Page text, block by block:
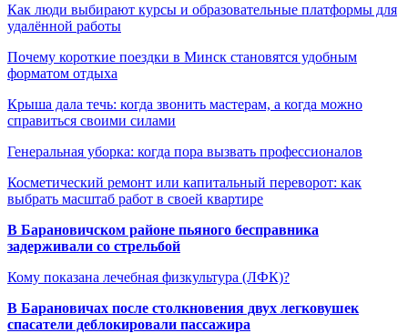
Как люди выбирают курсы и образовательные платформы для
удалённой работы
Почему короткие поездки в Минск становятся удобным
форматом отдыха
Крыша дала течь: когда звонить мастерам, а когда можно
справиться своими силами
Генеральная уборка: когда пора вызвать профессионалов
Косметический ремонт или капитальный переворот: как
выбрать масштаб работ в своей квартире
В Барановичском районе пьяного бесправника
задерживали со стрельбой
Кому показана лечебная физкультура (ЛФК)?
В Барановичах после столкновения двух легковушек
спасатели деблокировали пассажира